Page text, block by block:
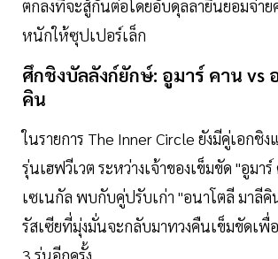
ตกลงที่จะสู้กันต่อโดยอับดุลลายินยอมจ่าย
หนักให้ซุปเปอร์เล็ก
ศึกชิงบัลลังก์ยักษ์: อูมาร์ คาน vs
คิน
ในรายการ The Inner Circle ยังมีคู่เอกชิ
รุ่นเฮฟวีเวต ระหว่างเจ้าของเข็มขัด "อูมา
เซเนกัล พบกับคู่ปรับเก่า "อนาโตลี มาลี
รัสเซียที่มุ่งมั่นจะกลับมาทวงคืนเข็มขัดเ